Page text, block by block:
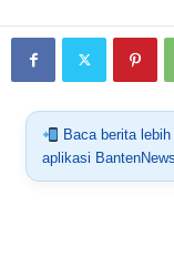
Baca berita
aplikasi